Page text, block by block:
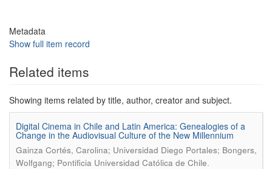
Metadata
Show full item record
Related items
Showing items related by title, author, creator and subject.
Digital Cinema in Chile and Latin America: Genealogies of a
Change in the Audiovisual Culture of the New Millennium
Gainza Cortés, Carolina; Universidad Diego Portales; Bongers,
Wolfgang; Pontificia Universidad Católica de Chile.